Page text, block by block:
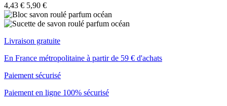
4,43 € 5,90 €
Livraison gratuite
En France métropolitaine à partir de 59 € d'achats
Paiement sécurisé
Paiement en ligne 100% sécurisé